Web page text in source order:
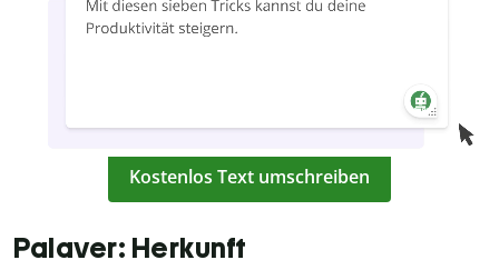
Kostenlos Text umschreiben
Palaver: Herkunft